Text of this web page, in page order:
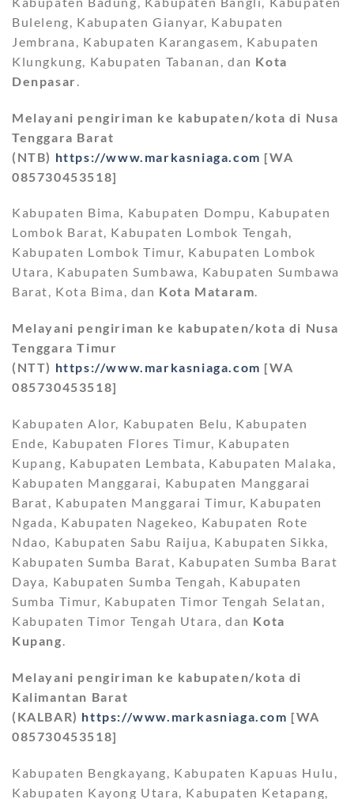
Buleleng, Kabupaten Gianyar, Kabupaten
Jembrana, Kabupaten Karangasem, Kabupaten
Klungkung, Kabupaten Tabanan, dan Kota
Denpasar .
Melayani pengiriman ke kabupaten/kota di Nusa
Tenggara Barat
(NTB) https://www.markasniaga.com [WA
085730453518]
Kabupaten Bima, Kabupaten Dompu, Kabupaten
Lombok Barat, Kabupaten Lombok Tengah,
Kabupaten Lombok Timur, Kabupaten Lombok
Utara, Kabupaten Sumbawa, Kabupaten Sumbawa
Barat, Kota Bima, dan Kota Mataram.
Melayani pengiriman ke kabupaten/kota di Nusa
Tenggara Timur
(NTT) https://www.markasniaga.com [WA
085730453518]
Kabupaten Alor, Kabupaten Belu, Kabupaten
Ende, Kabupaten Flores Timur, Kabupaten
Kupang, Kabupaten Lembata, Kabupaten Malaka,
Kabupaten Manggarai, Kabupaten Manggarai
Barat, Kabupaten Manggarai Timur, Kabupaten
Ngada, Kabupaten Nagekeo, Kabupaten Rote
Ndao, Kabupaten Sabu Raijua, Kabupaten Sikka,
Kabupaten Sumba Barat, Kabupaten Sumba Barat
Daya, Kabupaten Sumba Tengah, Kabupaten
Sumba Timur, Kabupaten Timor Tengah Selatan,
Kabupaten Timor Tengah Utara, dan Kota
Kupang.
Melayani pengiriman ke kabupaten/kota di
Kalimantan Barat
(KALBAR) https://www.markasniaga.com [WA
085730453518]
Kabupaten Bengkayang, Kabupaten Kapuas Hulu,
Kabupaten Kayong Utara, Kabupaten Ketapang,